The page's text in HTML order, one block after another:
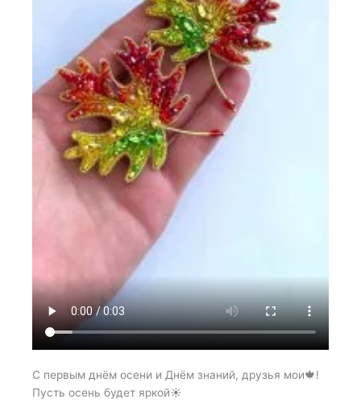
С первым днём осени и Днём знаний, друзья мои🍁!
Пусть осень будет яркой☀️